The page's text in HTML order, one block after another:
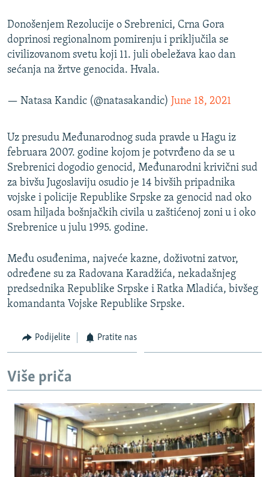
Donošenjem Rezolucije o Srebrenici, Crna Gora
doprinosi regionalnom pomirenju i priključila se
civilizovanom svetu koji 11. juli obeležava kao dan
sećanja na žrtve genocida. Hvala.
— Natasa Kandic (@natasakandic) June 18, 2021
Uz presudu Međunarodnog suda pravde u Hagu iz
februara 2007. godine kojom je potvrđeno da se u
Srebrenici dogodio genocid, Međunarodni krivični sud
za bivšu Jugoslaviju osudio je 14 bivših pripadnika
vojske i policije Republike Srpske za genocid nad oko
osam hiljada bošnjačkih civila u zaštićenoj zoni u i oko
Srebrenice u julu 1995. godine.
Među osuđenima, najveće kazne, doživotni zatvor,
određene su za Radovana Karadžića, nekadašnjeg
predsednika Republike Srpske i Ratka Mladića, bivšeg
komandanta Vojske Republike Srpske.
Podijelite Pratite nas
Više priča